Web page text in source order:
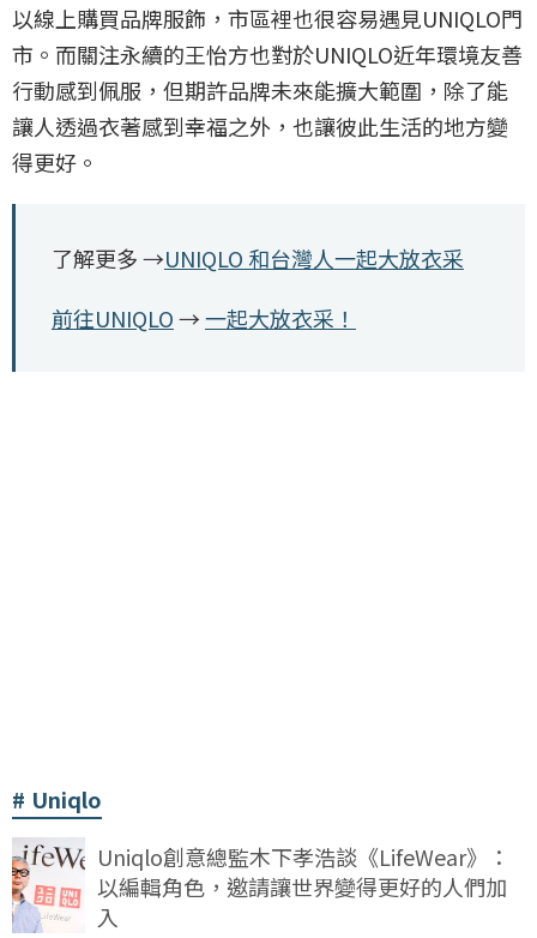
以線上購買品牌服飾，市區裡也很容易遇見UNIQLO門
市。而關注永續的王怡方也對於UNIQLO近年環境友善
行動感到佩服，但期許品牌未來能擴大範圍，除了能
讓人透過衣著感到幸福之外，也讓彼此生活的地方變
得更好。
了解更多 →UNIQLO 和台灣人一起大放衣采
前往UNIQLO→一起大放衣采！
Uniqlo
Uniqlo創意總監木下孝浩談《LifeWear》：
以編輯角色，邀請讓世界變得更好的人們加
入